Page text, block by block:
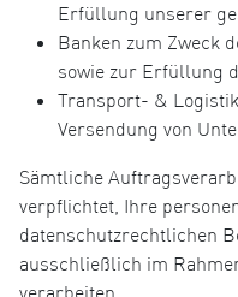
Erfüllung unserer
Banken zum Zweck
sowie zur Erfüllung
Transport- &
Versendung von
Sämtliche
verpflichtet, Ihre
datenschutzrechtlichen
ausschließlich im